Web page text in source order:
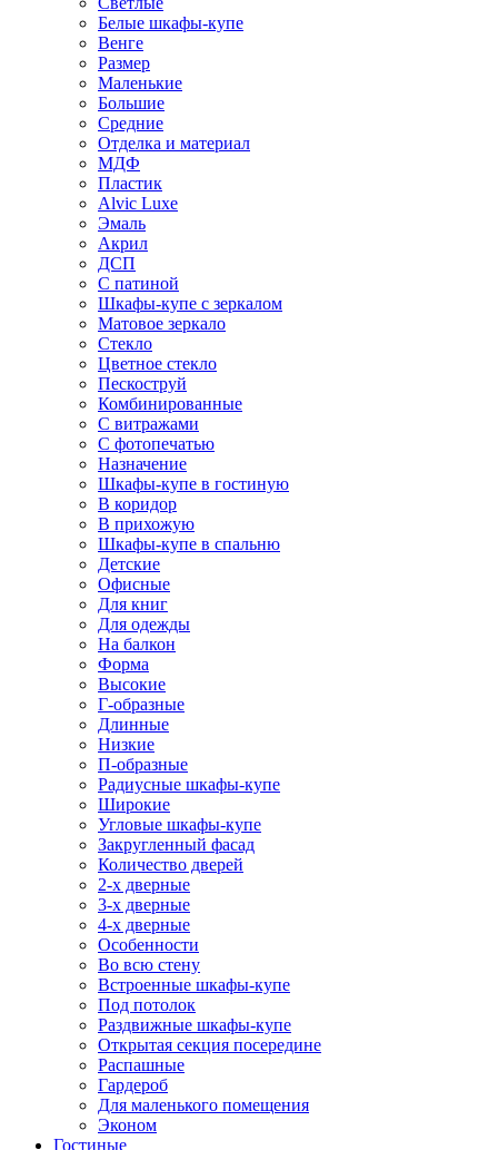
Белые шкафы-купе
Венге
Размер
Маленькие
Большие
Средние
Отделка и материал
МДФ
Пластик
Alvic Luxe
Эмаль
Акрил
ДСП
С патиной
Шкафы-купе с зеркалом
Матовое зеркало
Стекло
Цветное стекло
Пескоструй
Комбинированные
С витражами
С фотопечатью
Назначение
Шкафы-купе в гостиную
В коридор
В прихожую
Шкафы-купе в спальню
Детские
Офисные
Для книг
Для одежды
На балкон
Форма
Высокие
Г-образные
Длинные
Низкие
П-образные
Радиусные шкафы-купе
Широкие
Угловые шкафы-купе
Закругленный фасад
Количество дверей
2-х дверные
3-х дверные
4-х дверные
Особенности
Во всю стену
Встроенные шкафы-купе
Под потолок
Раздвижные шкафы-купе
Открытая секция посередине
Распашные
Гардероб
Для маленького помещения
Эконом
Гостиные